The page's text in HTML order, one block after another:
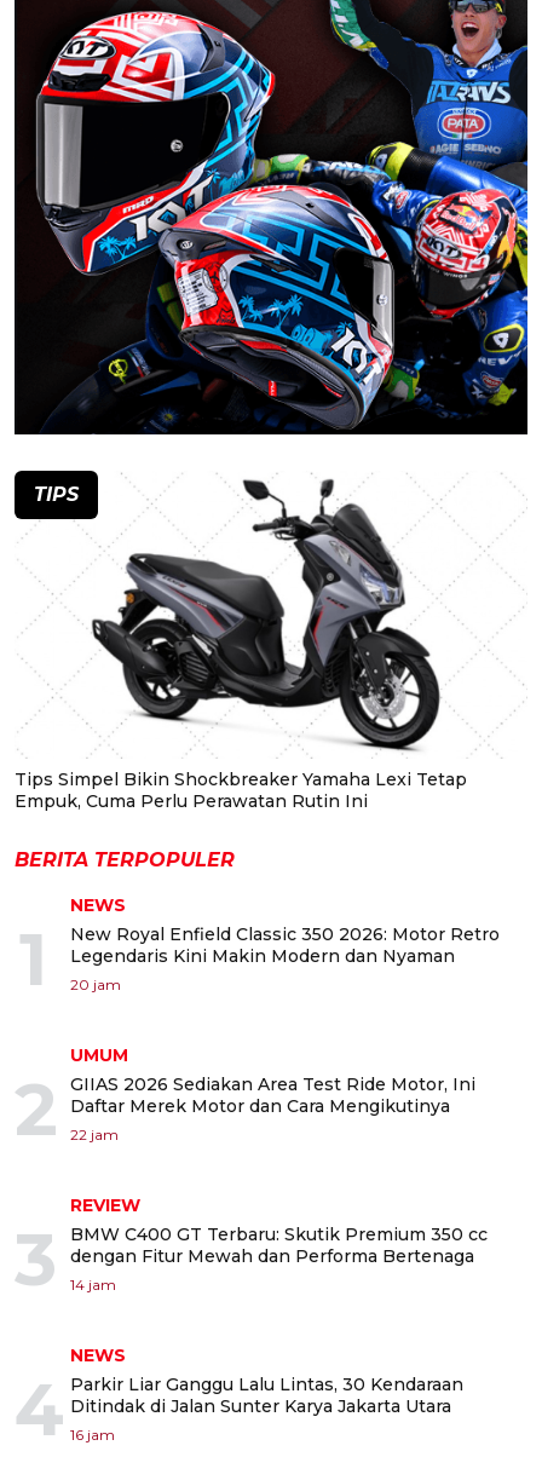
TIPS
Tips Simpel Bikin Shockbreaker Yamaha Lexi Tetap
Empuk, Cuma Perlu Perawatan Rutin Ini
BERITA TERPOPULER
1
NEWS
New Royal Enfield Classic 350 2026: Motor Retro
Legendaris Kini Makin Modern dan Nyaman
20 jam
2
UMUM
GIIAS 2026 Sediakan Area Test Ride Motor, Ini
Daftar Merek Motor dan Cara Mengikutinya
22 jam
3
REVIEW
BMW C400 GT Terbaru: Skutik Premium 350 cc
dengan Fitur Mewah dan Performa Bertenaga
14 jam
4
NEWS
Parkir Liar Ganggu Lalu Lintas, 30 Kendaraan
Ditindak di Jalan Sunter Karya Jakarta Utara
16 jam